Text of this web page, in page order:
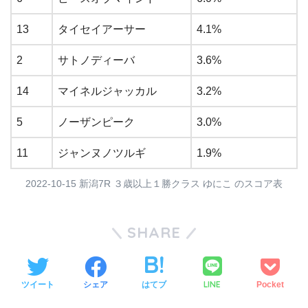
13 タイセイアーサー 4.1%
2 サトノディーバ 3.6%
14 マイネルジャッカル 3.2%
5 ノーザンピーク 3.0%
11 ジャンヌノツルギ 1.9%
2022-10-15 新潟7R ３歳以上１勝クラス ゆにこ のスコア表
SHARE
ツイート シェア はてブ LINE Pocket